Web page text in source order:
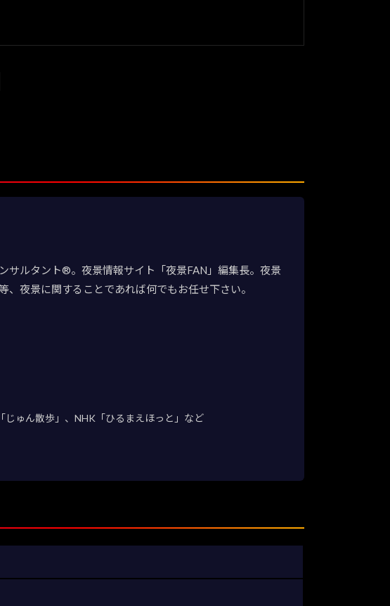
サルタント®。夜景情報サイト「夜景FAN」編集長。夜景
夜景に関することであれば何でもお任せ下さい。
ゅん散歩」、NHK「ひるまえほっと」など